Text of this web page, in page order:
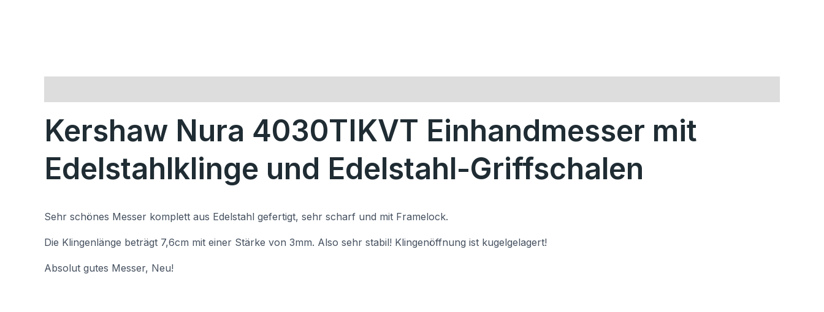
Kershaw Nura 4030TIKVT Einhandmesser mit
Edelstahlklinge und Edelstahl-Griffschalen
Sehr schönes Messer komplett aus Edelstahl gefertigt, sehr scharf und mit Framelock.
Die Klingenlänge beträgt 7,6cm mit einer Stärke von 3mm. Also sehr stabil! Klingenöffnung ist kugelgelagert!
Absolut gutes Messer, Neu!